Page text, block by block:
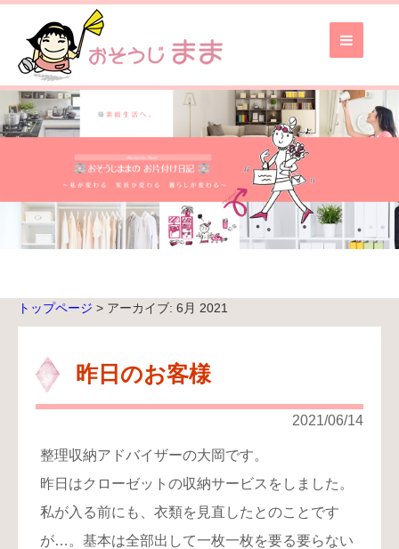
お
そ
う
じ
ブ
ロ
り
い
せ
トップページ > アーカイブ: 6月 2021
昨日のお客様
2021/06/14
整理収納アドバイザーの大岡です。
昨日はクローゼットの収納サービスをしました。
私が入る前にも、衣類を見直したとのことです
が…。基本は全部出して一枚一枚を要る要らない